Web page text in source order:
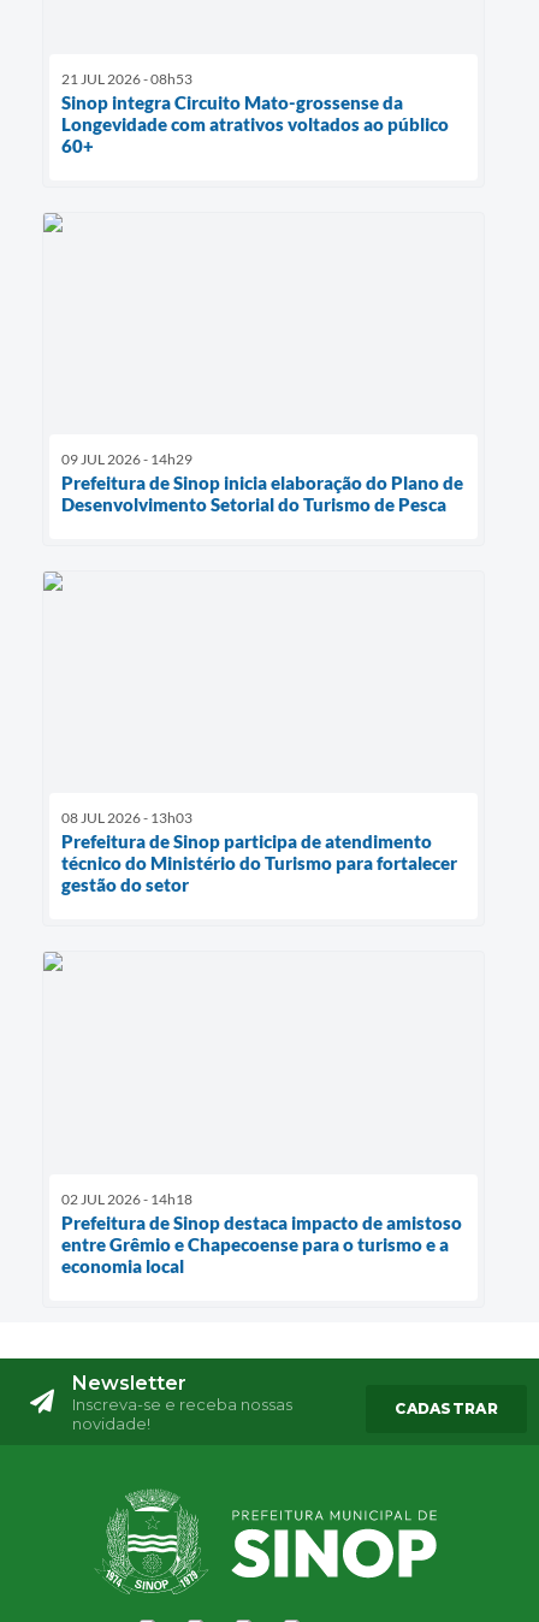
21 JUL 2026 - 08h53
Sinop integra Circuito Mato-grossense da
Longevidade com atrativos voltados ao público
60+
09 JUL 2026 - 14h29
Prefeitura de Sinop inicia elaboração do Plano de
Desenvolvimento Setorial do Turismo de Pesca
08 JUL 2026 - 13h03
Prefeitura de Sinop participa de atendimento
técnico do Ministério do Turismo para fortalecer
gestão do setor
02 JUL 2026 - 14h18
Prefeitura de Sinop destaca impacto de amistoso
entre Grêmio e Chapecoense para o turismo e a
economia local
Newsletter
Inscreva-se e receba nossas
novidade!
CADASTRAR